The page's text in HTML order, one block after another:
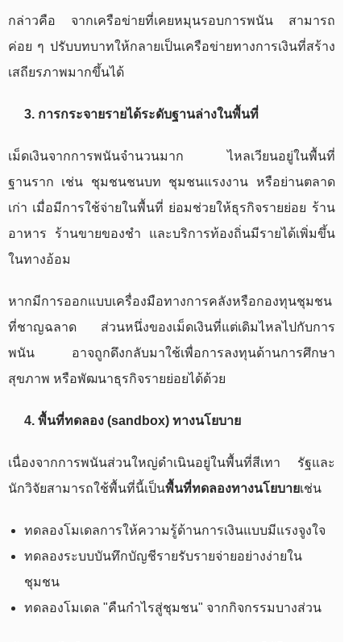
กล่าวคือ จากเครือข่ายที่เคยหมุนรอบการพนัน สามารถ
ค่อย ๆ ปรับบทบาทให้กลายเป็นเครือข่ายทางการเงินที่สร้าง
เสถียรภาพมากขึ้นได้
3. การกระจายรายได้ระดับฐานล่างในพื้นที่
เม็ดเงินจากการพนันจำนวนมาก ไหลเวียนอยู่ในพื้นที่
ฐานราก เช่น ชุมชนชนบท ชุมชนแรงงาน หรือย่านตลาด
เก่า เมื่อมีการใช้จ่ายในพื้นที่ ย่อมช่วยให้ธุรกิจรายย่อย ร้าน
อาหาร ร้านขายของชำ และบริการท้องถิ่นมีรายได้เพิ่มขึ้น
ในทางอ้อม
หากมีการออกแบบเครื่องมือทางการคลังหรือกองทุนชุมชน
ที่ชาญฉลาด ส่วนหนึ่งของเม็ดเงินที่แต่เดิมไหลไปกับการ
พนัน อาจถูกดึงกลับมาใช้เพื่อการลงทุนด้านการศึกษา
สุขภาพ หรือพัฒนาธุรกิจรายย่อยได้ด้วย
4. พื้นที่ทดลอง (sandbox) ทางนโยบาย
เนื่องจากการพนันส่วนใหญ่ดำเนินอยู่ในพื้นที่สีเทา รัฐและ
นักวิจัยสามารถใช้พื้นที่นี้เป็นพื้นที่ทดลองทางนโยบายเช่น
ทดลองโมเดลการให้ความรู้ด้านการเงินแบบมีแรงจูงใจ
ทดลองระบบบันทึกบัญชีรายรับรายจ่ายอย่างง่ายใน
ชุมชน
ทดลองโมเดล "คืนกำไรสู่ชุมชน" จากกิจกรรมบางส่วน